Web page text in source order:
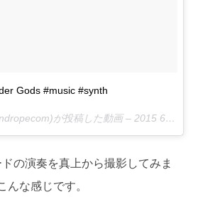
Gods #music #synth
が投稿した動画 – 2015 6月 24 7:12午後 PDT
の演奏を真上から撮影してみま
な感じです。